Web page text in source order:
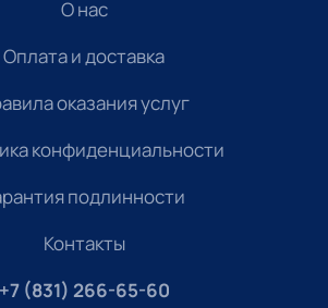
О нас
Оплата и доставка
оказания услуг
конфиденциальности
подлинности
Контакты
+7 (831) 266-65-60